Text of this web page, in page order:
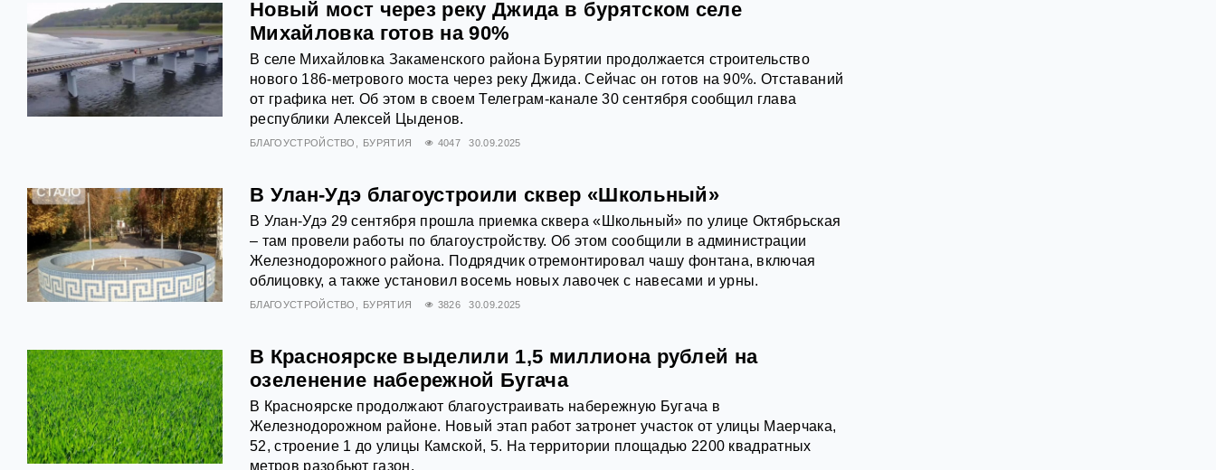
Новый мост через реку Джида в бурятском селе
Михайловка готов на 90%
В селе Михайловка Закаменского района Бурятии продолжается строительство
нового 186-метрового моста через реку Джида. Сейчас он готов на 90%. Отставаний
от графика нет. Об этом в своем Телеграм-канале 30 сентября сообщил глава
республики Алексей Цыденов.
БЛАГОУСТРОЙСТВО БУРЯТИЯ 4047 30.09.2025
В Улан-Удэ благоустроили сквер «Школьный»
В Улан-Удэ 29 сентября прошла приемка сквера «Школьный» по улице Октябрьская
– там провели работы по благоустройству. Об этом сообщили в администрации
Железнодорожного района. Подрядчик отремонтировал чашу фонтана, включая
облицовку, а также установил восемь новых лавочек с навесами и урны.
БЛАГОУСТРОЙСТВО БУРЯТИЯ 3826 30.09.2025
В Красноярске выделили 1,5 миллиона рублей на
озеленение набережной Бугача
В Красноярске продолжают благоустраивать набережную Бугача в
Железнодорожном районе. Новый этап работ затронет участок от улицы Маерчака,
52, строение 1 до улицы Камской, 5. На территории площадью 2200 квадратных
метров разобьют газон.